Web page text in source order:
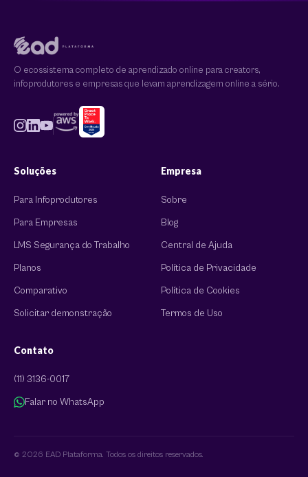
O ecossistema completo de aprendizado online para creators,
infoprodutores e empresas que levam aprendizagem online a sério.
Soluções
Para Infoprodutores
Para Empresas
LMS Segurança do Trabalho
Planos
Comparativo
Solicitar demonstração
Empresa
Sobre
Blog
Central de Ajuda
Política de Privacidade
Política de Cookies
Termos de Uso
Contato
(11) 3136-0017
Falar no WhatsApp
© 2026 EAD Plataforma. Todos os direitos reservados.